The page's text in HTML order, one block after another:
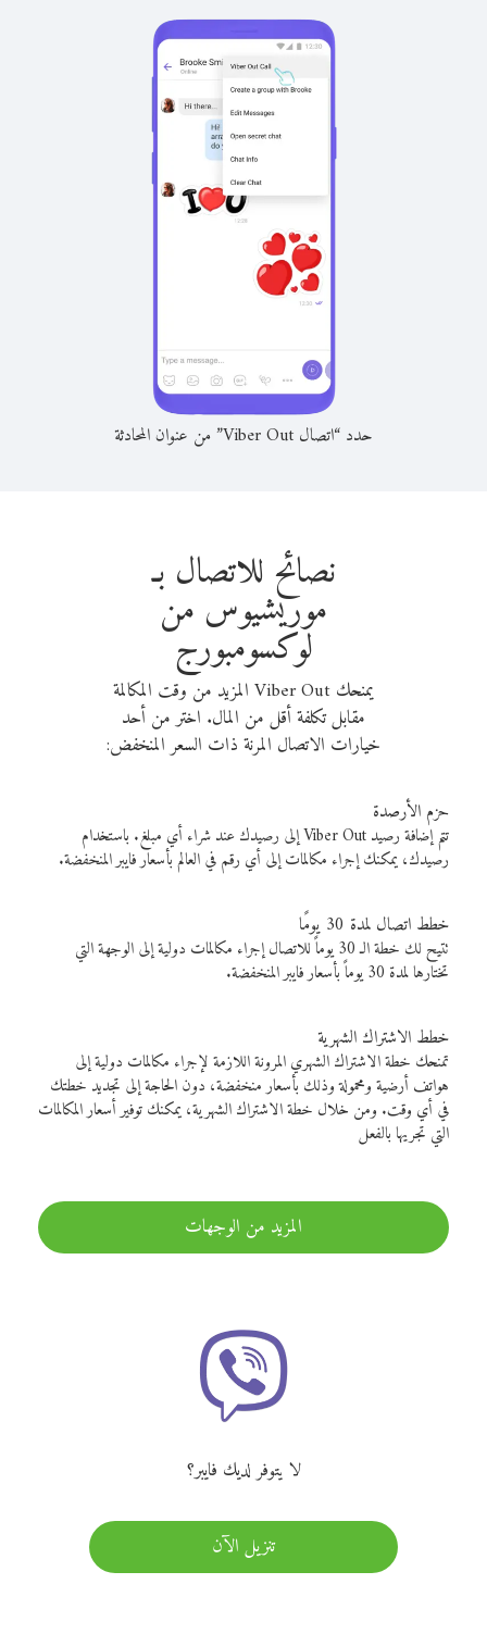
حدد “اتصال Viber Out” من عنوان المحادثة
نصائح للاتصال بـ
موريشيوس من
لوكسومبورج
يمنحك Viber Out المزيد من وقت المكالمة
مقابل تكلفة أقل من المال. اختر من أحد
خيارات الاتصال المرنة ذات السعر المنخفض:
حزم الأرصدة
تتم إضافة رصيد Viber Out إلى رصيدك عند شراء أي مبلغ. باستخدام
رصيدك، يمكنك إجراء مكالمات إلى أي رقم في العالم بأسعار فايبر المنخفضة.
خطط اتصال لمدة 30 يومًا
تتيح لك خطة الـ 30 يوماً للاتصال إجراء مكالمات دولية إلى الوجهة التي
تختارها لمدة 30 يوماً بأسعار فايبر المنخفضة.
خطط الاشتراك الشهرية
تمنحك خطة الاشتراك الشهري المرونة اللازمة لإجراء مكالمات دولية إلى
هواتف أرضية ومحمولة وذلك بأسعار منخفضة، دون الحاجة إلى تجديد خطتك
في أي وقت. ومن خلال خطة الاشتراك الشهرية، يمكنك توفير أسعار المكالمات
التي تجريها بالفعل
المزيد من الوجهات
لا يتوفر لديك فايبر؟
تنزيل الآن